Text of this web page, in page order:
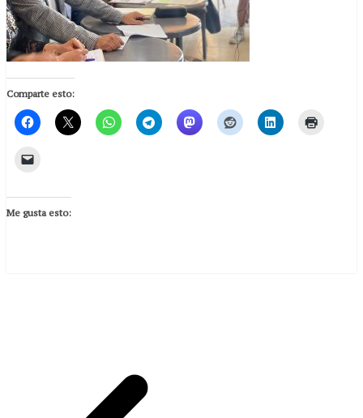
Comparte esto:
Me gusta esto: